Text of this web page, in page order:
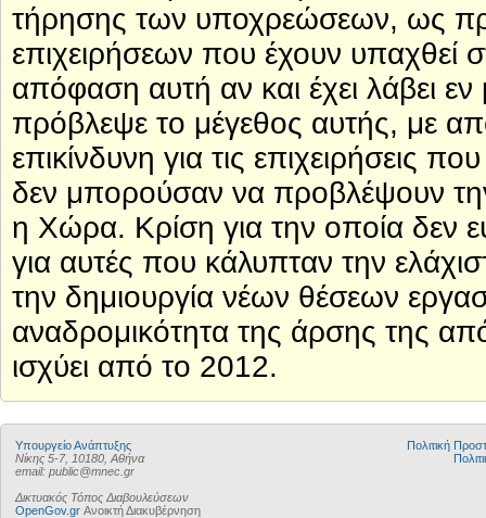
τήρησης των υποχρεώσεων, ως
επιχειρήσεων που έχουν υπαχθεί
απόφαση αυτή αν και έχει λάβει
πρόβλεψε το μέγεθος αυτής, με
επικίνδυνη για τις επιχειρήσεις
δεν μπορούσαν να προβλέψουν
η Χώρα. Κρίση για την οποία δεν
για αυτές που κάλυπταν την
την δημιουργία νέων θέσεων
αναδρομικότητα της άρσης της
ισχύει από το 2012.
Υπουργείο Ανάπτυξης
Νίκης 5-7, 10180, Αθήνα
email: public@mnec.gr
Δικτυακός Τόπος Διαβουλεύσεων
OpenGov.gr Ανοικτή Διακυβέρνηση
Πολιτική